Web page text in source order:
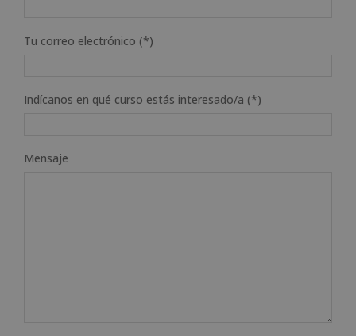
Tu correo electrónico (*)
Indícanos en qué curso estás interesado/a (*)
Mensaje